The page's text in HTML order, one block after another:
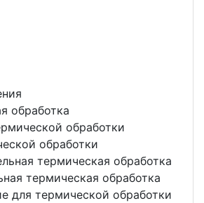
обработка
обработки
обработки
термическая обработка
термическая обработка
для термической обработки